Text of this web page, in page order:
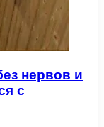
нервов и
с